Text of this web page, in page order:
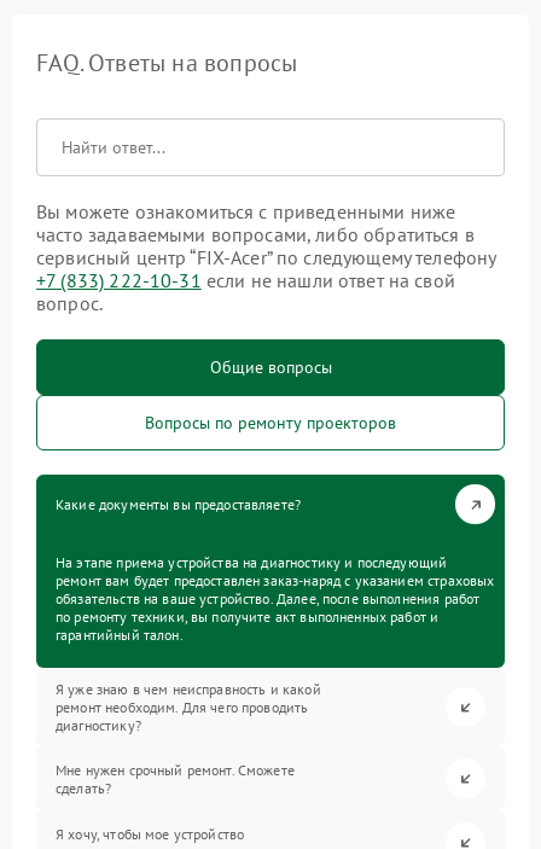
FAQ. Ответы на вопросы
Вы можете ознакомиться с приведенными ниже
часто задаваемыми вопросами, либо обратиться в
сервисный центр “FIX-Acer” по следующему телефону
+7 (833) 222-10-31 если не нашли ответ на свой
вопрос.
Общие вопросы
Вопросы по ремонту проекторов
Какие документы вы предоставляете?
На этапе приема устройства на диагностику и последующий
ремонт вам будет предоставлен заказ-наряд с указанием страховых
обязательств на ваше устройство. Далее, после выполнения работ
по ремонту техники, вы получите акт выполненных работ и
гарантийный талон.
Я уже знаю в чем неисправность и какой
ремонт необходим. Для чего проводить
диагностику?
Мне нужен срочный ремонт. Сможете
сделать?
Я хочу, чтобы мое устройство